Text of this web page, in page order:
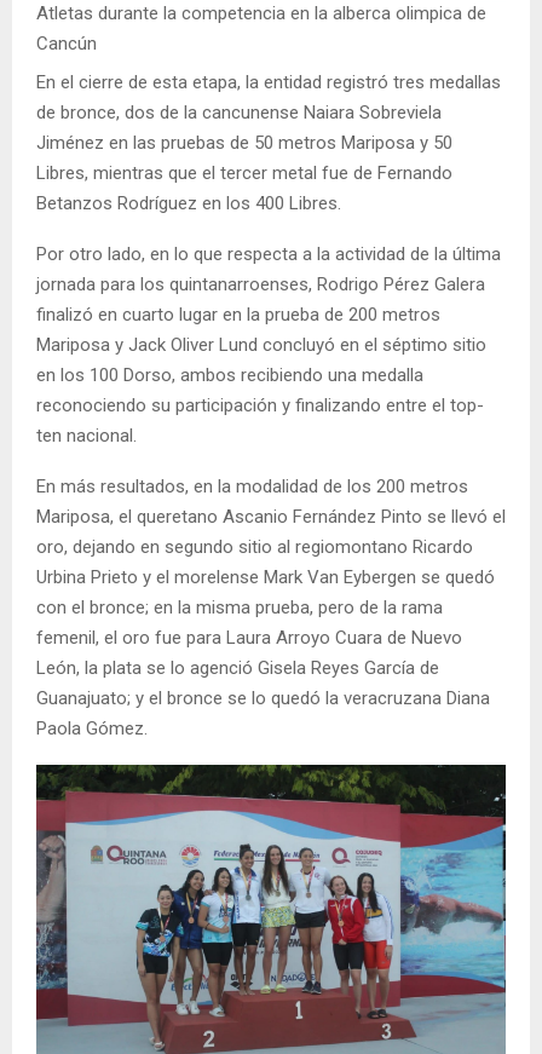
Atletas durante la competencia en la alberca olimpica de
Cancún
En el cierre de esta etapa, la entidad registró tres medallas
de bronce, dos de la cancunense Naiara Sobreviela
Jiménez en las pruebas de 50 metros Mariposa y 50
Libres, mientras que el tercer metal fue de Fernando
Betanzos Rodríguez en los 400 Libres.
Por otro lado, en lo que respecta a la actividad de la última
jornada para los quintanarroenses, Rodrigo Pérez Galera
finalizó en cuarto lugar en la prueba de 200 metros
Mariposa y Jack Oliver Lund concluyó en el séptimo sitio
en los 100 Dorso, ambos recibiendo una medalla
reconociendo su participación y finalizando entre el top-
ten nacional.
En más resultados, en la modalidad de los 200 metros
Mariposa, el queretano Ascanio Fernández Pinto se llevó el
oro, dejando en segundo sitio al regiomontano Ricardo
Urbina Prieto y el morelense Mark Van Eybergen se quedó
con el bronce; en la misma prueba, pero de la rama
femenil, el oro fue para Laura Arroyo Cuara de Nuevo
León, la plata se lo agenció Gisela Reyes García de
Guanajuato; y el bronce se lo quedó la veracruzana Diana
Paola Gómez.